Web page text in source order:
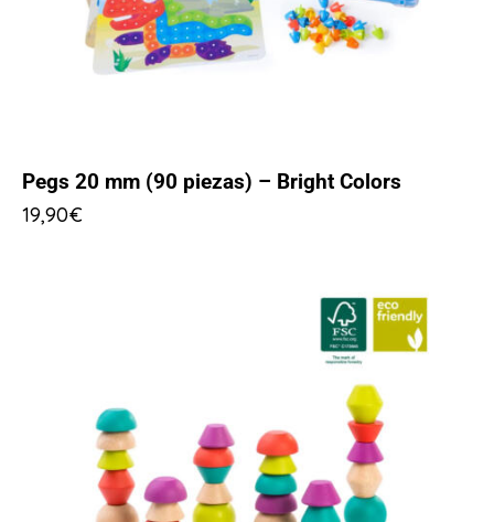
Pegs 20 mm (90 piezas) – Bright Colors
19,90€